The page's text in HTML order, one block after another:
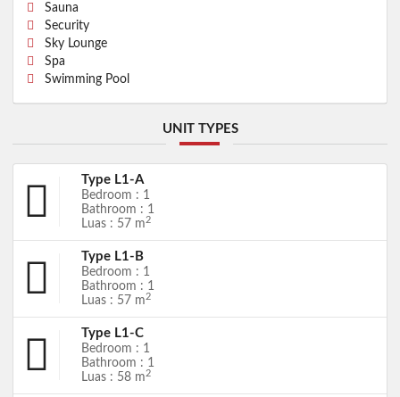
Sauna
Security
Sky Lounge
Spa
Swimming Pool
UNIT TYPES
Type L1-A
Bedroom : 1
Bathroom : 1
Luas : 57 m2
Type L1-B
Bedroom : 1
Bathroom : 1
Luas : 57 m2
Type L1-C
Bedroom : 1
Bathroom : 1
Luas : 58 m 2